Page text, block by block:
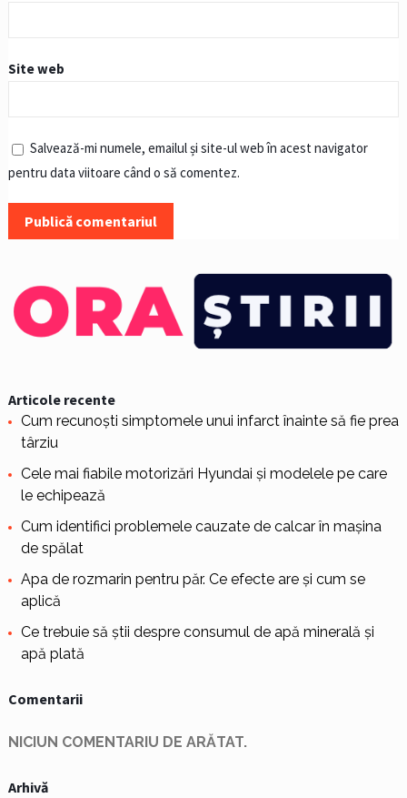
Site web
Salvează-mi numele, emailul și site-ul web în acest navigator
pentru data viitoare când o să comentez.
Articole recente
Cum recunoști simptomele unui infarct înainte să fie prea
târziu
Cele mai fiabile motorizări Hyundai și modelele pe care
le echipează
Cum identifici problemele cauzate de calcar în mașina
de spălat
Apa de rozmarin pentru păr. Ce efecte are și cum se
aplică
Ce trebuie să știi despre consumul de apă minerală și
apă plată
Comentarii
NICIUN COMENTARIU DE ARĂTAT.
Arhivă